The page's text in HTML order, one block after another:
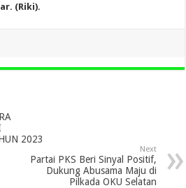
(Riki).
2023
Next
Partai PKS Beri Sinyal Positif,
Dukung Abusama Maju di
Pilkada OKU Selatan